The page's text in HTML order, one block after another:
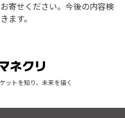
寄せください。今後の内容検
ます。
ットを知り、未来を描く